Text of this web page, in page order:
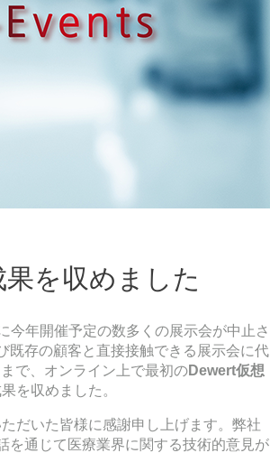
を収めました
今年開催予定の数多くの展示会が中止さ
既存の顧客と直接接触できる展示会に代
で、オンライン上で最初のDewert仮想
を収めました。
だいた皆様に感謝申し上げます。弊社
を通じて医療業界に関する技術的意見が